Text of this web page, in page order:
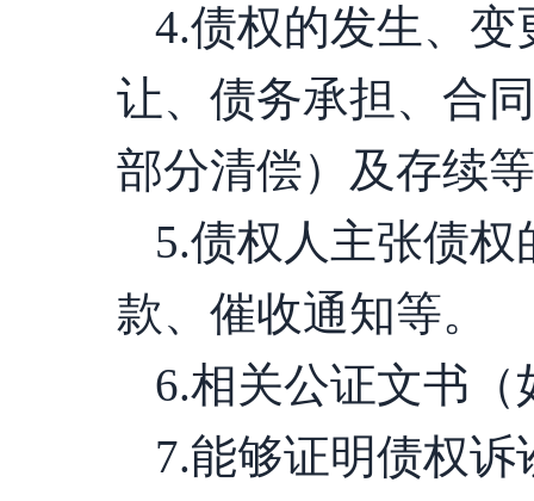
4.债权的发生、
让、债务承担、合
部分清偿）及存续
5.债权人主张债
款、催收通知等。
6.相关公证文书（
7.能够证明债权